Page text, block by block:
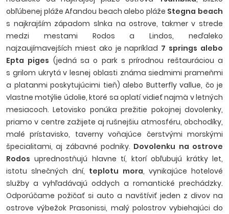
obľúbenej pláže Afandou beach alebo pláže Stegna beach
s najkrajším západom slnka na ostrove, takmer v strede
medzi mestami Rodos a Lindos, neďaleko
najzaujímavejších miest ako je napríklad 7 springs alebo
Epta piges (jedná sa o park s prírodnou reštauráciou a
s grilom ukrytá v lesnej oblasti známa siedmimi prameňmi
a platanmi poskytujúcimi tieň) alebo Butterfly vallue, čo je
vlastne motýlie údolie, ktoré sa oplatí vidieť najmä v letných
mesiacoch. Letovisko ponúka prežitie pokojnej dovolenky,
priamo v centre zažijete aj rušnejšiu atmosféru, obchodíky,
malé prístavisko, taverny voňajúce čerstvými morskými
špecialitami, aj zábavné podniky. Dovolenku na ostrove
Rodos uprednostňujú hlavne tí, ktorí obľubujú krátky let,
istotu slnečných dní, teplotu mora, vynikajúce hotelové
služby a vyhľadávajú oddych a romantické prechádzky.
Odporúčame požičať si auto a navštíviť jeden z divov na
ostrove výbežok Prasonissi, malý polostrov vybiehajúci do